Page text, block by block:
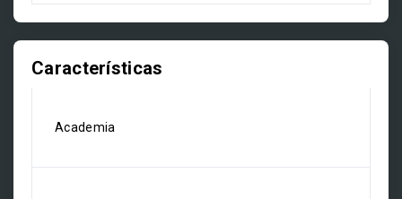
Características
Academia